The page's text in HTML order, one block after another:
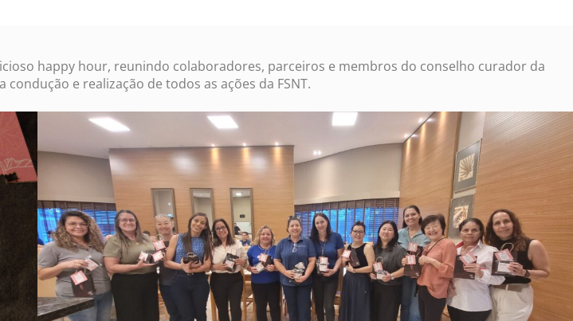
happy hour, reunindo colaboradores, parceiros e membros do conselho curador da
e realização de todos as ações da FSNT.